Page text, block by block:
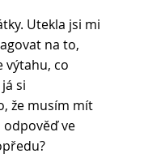
Utekla jsi mi
na to,
výtahu, co
si
že musím mít
odpověď ve